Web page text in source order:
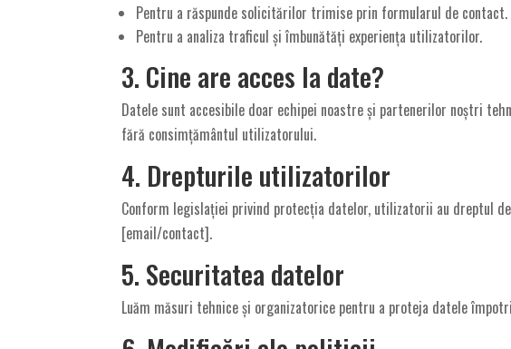
Pentru a răspunde solicitărilor trimise prin formularul de contact.
Pentru a analiza traficul și îmbunătăți experiența utilizatorilor.
3. Cine are acces la date?
Datele sunt accesibile doar echipei noastre și partenerilor noștri
fără consimțământul utilizatorului.
4. Drepturile utilizatorilor
Conform legislației privind protecția datelor, utilizatorii au dreptul
[email/contact].
5. Securitatea datelor
Luăm măsuri tehnice și organizatorice pentru a proteja datele